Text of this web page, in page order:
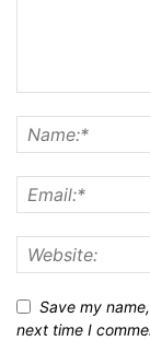
Save my
next time I